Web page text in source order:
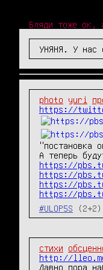
Бляди тоже ок,
УНЯНЯ. У нас
photo yuri
https://
"постановка
https://
https://
https://
https://
#ULOP5S
стихи
http://
Давно пора